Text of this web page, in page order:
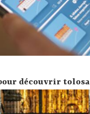
découvrir tolosa